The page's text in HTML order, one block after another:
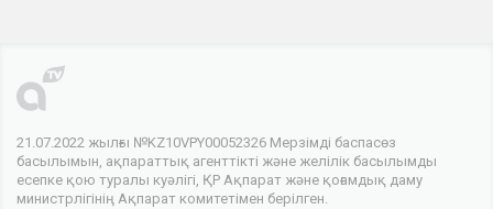
21.07.2022 жылғы №KZ10VPY00052326 Мерзімді баспасөз
басылымын, ақпараттық агенттікті және желілік басылымды
есепке қою туралы куәлігі, ҚР Ақпарат және қоғамдық даму
министрлігінің Ақпарат комитетімен берілген.